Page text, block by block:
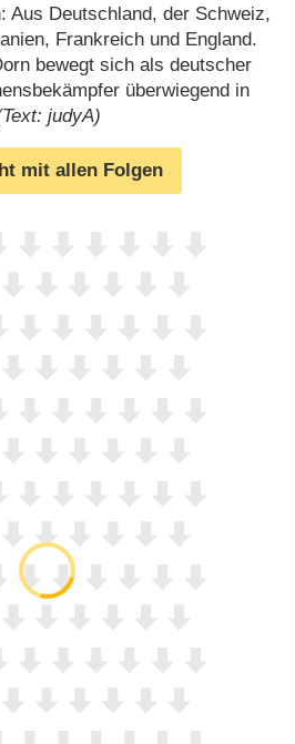
Aus Deutschland, der Schweiz,
Frankreich und England.
bewegt sich als deutscher
überwiegend in
judyA)
mit allen Folgen